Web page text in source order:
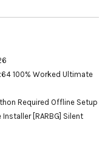
100% Worked Ultimate
Required Offline Setup
[RARBG] Silent